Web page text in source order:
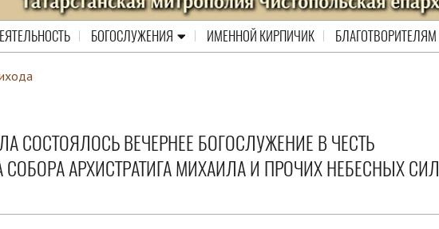
БОГОСЛУЖЕНИЯ ИМЕННОЙ КИРПИЧИК БЛАГОТВОРИТЕЛЯМ
СОСТОЯЛОСЬ ВЕЧЕРНЕЕ БОГОСЛУЖЕНИЕ В ЧЕСТЬ
АРХИСТРАТИГА МИХАИЛА И ПРОЧИХ НЕБЕСНЫХ СИЛ